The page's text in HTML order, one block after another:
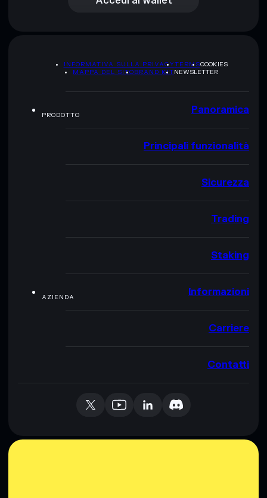
INFORMATIVA SULLA PRIVACYTERMSCOOKIES
MAPPA DEL SITOBRAND KITNEWSLETTER
PRODOTTO Panoramica
Principali funzionalità
Sicurezza
Trading
Staking
AZIENDA Informazioni
Carriere
Contatti